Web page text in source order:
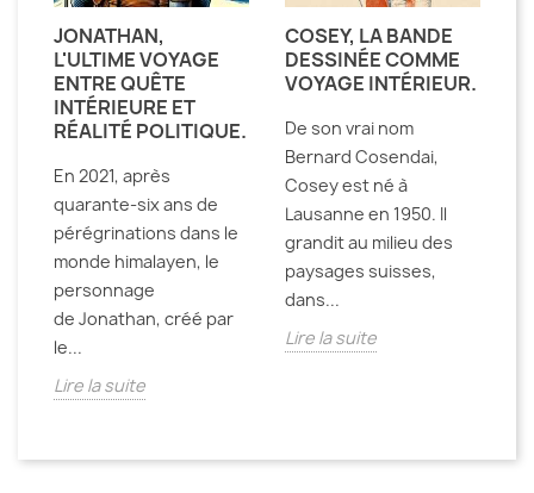
JONATHAN,
L'ULTIME VOYAGE
ENTRE QUÊTE
INTÉRIEURE ET
RÉALITÉ POLITIQUE.
En 2021, après
quarante-six ans de
pérégrinations dans le
monde himalayen, le
personnage
de Jonathan, créé par
le...
Lire la suite
COSEY, LA BANDE
DESSINÉE COMME
VOYAGE INTÉRIEUR.
De son vrai nom
Bernard Cosendai,
Cosey est né à
Lausanne en 1950. Il
grandit au milieu des
paysages suisses,
dans...
Lire la suite